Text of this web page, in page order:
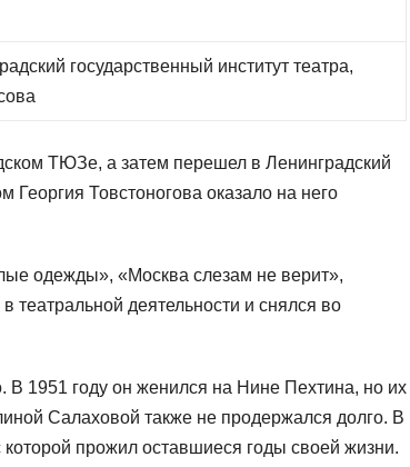
государственный институт театра,
ТЮЗе, а затем перешел в Ленинградский
Товстоногова оказало на него
одежды», «Москва слезам не верит»,
театральной деятельности и снялся во
В 1951 году он женился на Нине Пехтина, но их
Салаховой также не продержался долго. В
прожил оставшиеся годы своей жизни.